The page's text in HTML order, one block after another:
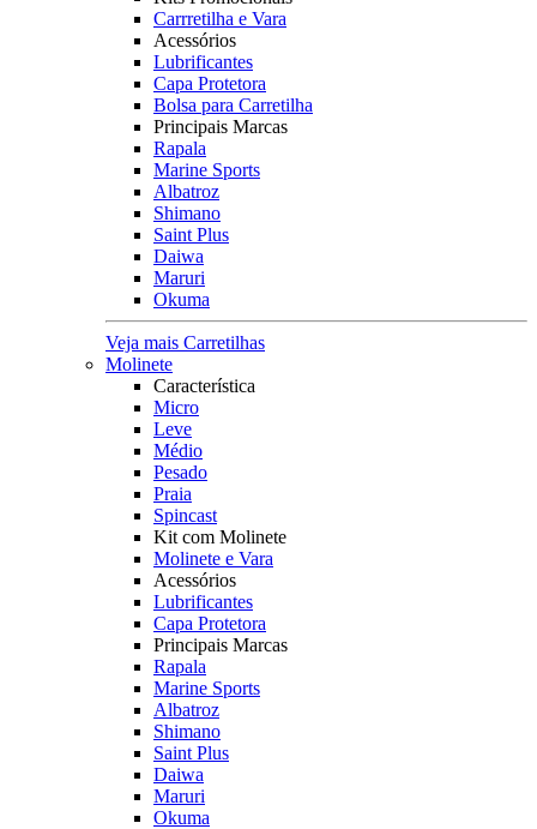
Carrretilha e Vara
Acessórios
Lubrificantes
Capa Protetora
Bolsa para Carretilha
Principais Marcas
Rapala
Marine Sports
Albatroz
Shimano
Saint Plus
Daiwa
Maruri
Okuma
Veja mais Carretilhas
Molinete
Característica
Micro
Leve
Médio
Pesado
Praia
Spincast
Kit com Molinete
Molinete e Vara
Acessórios
Lubrificantes
Capa Protetora
Principais Marcas
Rapala
Marine Sports
Albatroz
Shimano
Saint Plus
Daiwa
Maruri
Okuma